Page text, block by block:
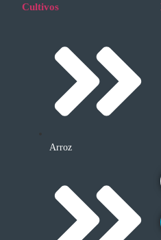
Cultivos
Arroz